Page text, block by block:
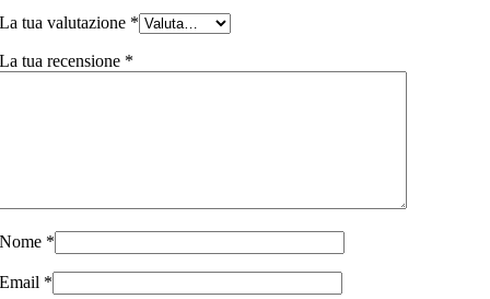
La tua valutazione *
La tua recensione *
Nome *
Email *